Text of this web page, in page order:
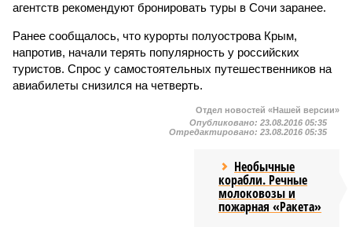
агентств рекомендуют бронировать туры в Сочи заранее.
Ранее сообщалось, что курорты полуострова Крым,
напротив, начали терять популярность у российских
туристов. Спрос у самостоятельных путешественников на
авиабилеты снизился на четверть.
Отдел новостей «Нашей версии»
Опубликовано: 23.08.2016 05:35
Отредактировано: 23.08.2016 05:35
Необычные
корабли. Речные
молоковозы и
пожарная «Ракета»